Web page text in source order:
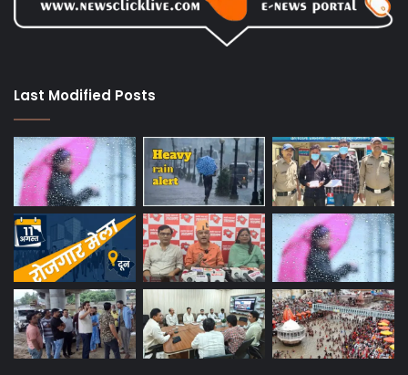
Last Modified Posts